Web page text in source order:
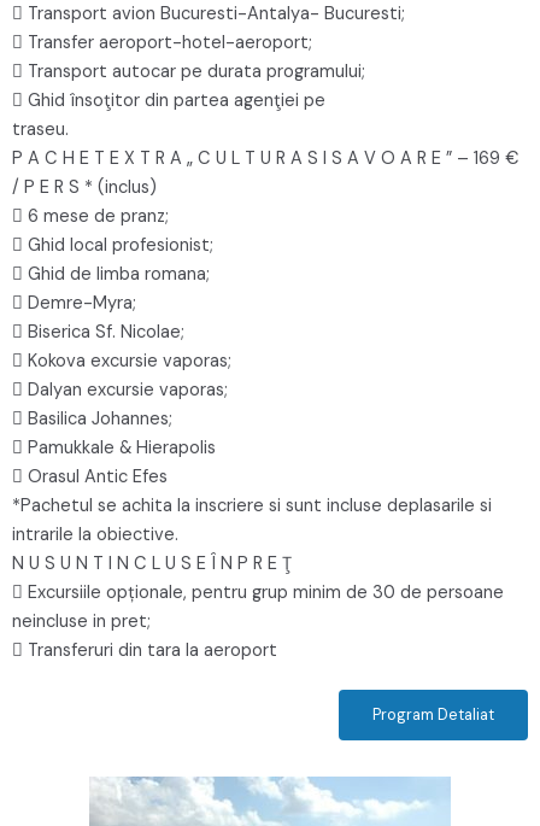
 Transport avion Bucuresti-Antalya- Bucuresti;
 Transfer aeroport-hotel-aeroport;
 Transport autocar pe durata programului;
 Ghid însoţitor din partea agenţiei pe
traseu.
P A C H E T E X T R A „ C U L T U R A S I S A V O A R E ” – 169 €
/ P E R S * (inclus)
 6 mese de pranz;
 Ghid local profesionist;
 Ghid de limba romana;
 Demre-Myra;
 Biserica Sf. Nicolae;
 Kokova excursie vaporas;
 Dalyan excursie vaporas;
 Basilica Johannes;
 Pamukkale & Hierapolis
 Orasul Antic Efes
*Pachetul se achita la inscriere si sunt incluse deplasarile si
intrarile la obiective.
N U S U N T I N C L U S E Î N P R E Ţ
 Excursiile opționale, pentru grup minim de 30 de persoane
neincluse in pret;
 Transferuri din tara la aeroport
Program Detaliat